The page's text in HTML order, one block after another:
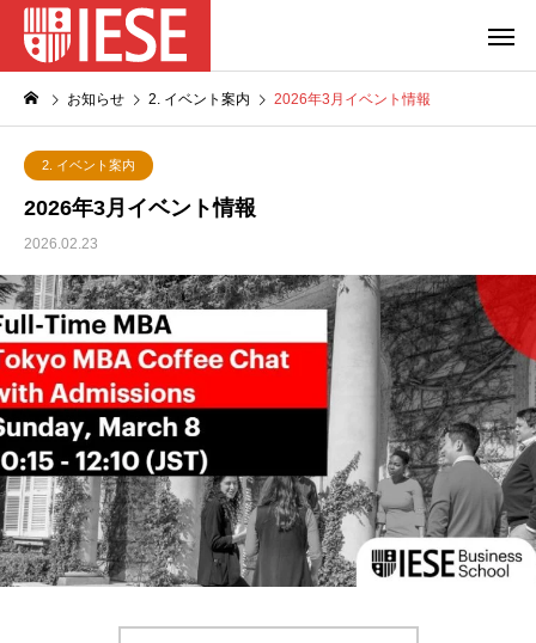
お知らせ 2. イベント案内 2026年3月イベント情報
2. イベント案内
2026年3月イベント情報
2026.02.23